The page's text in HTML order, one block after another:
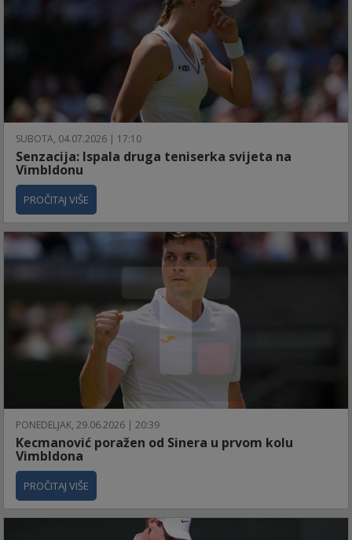
SUBOTA, 04.07.2026 | 17:10
Senzacija: Ispala druga teniserka svijeta na
Vimbldonu
PROČITAJ VIŠE
PONEDELJAK, 29.06.2026 | 20:39
Kecmanović poražen od Sinera u prvom kolu
Vimbldona
PROČITAJ VIŠE